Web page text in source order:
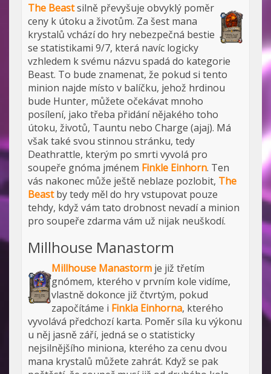
The Beastsilně převyšuje obvyklý poměr
ceny k útoku a životům. Za šest mana
krystalů vchází do hry nebezpečná bestie
se statistikami 9/7, která navíc logicky
vzhledem k svému názvu spadá do kategorie
Beast. To bude znamenat, že pokud si tento
minion najde místo v balíčku, jehož hrdinou
bude Hunter, můžete očekávat mnoho
posílení, jako třeba přidání nějakého toho
útoku, životů, Tauntu nebo Charge (ajaj). Má
však také svou stinnou stránku, tedy
Deathrattle, kterým po smrti vyvolá pro
soupeře gnóma jménem Finkle Einhorn. Ten
vás nakonec může ještě neblaze pozlobit, The
Beastby tedy měl do hry vstupovat pouze
tehdy, když vám tato drobnost nevadí a minion
pro soupeře zdarma vám už nijak neuškodí.
Millhouse Manastorm
Millhouse Manastorm je již třetím
gnómem, kterého v prvním kole vidíme,
vlastně dokonce již čtvrtým, pokud
započítáme i Finkla Einhorna, kterého
vyvolává předchozí karta. Poměr síla ku výkonu
u něj jasně září, jedná se o statisticky
nejsilnějšího miniona, kterého za cenu dvou
mana krystalů můžete zahrát. Když se pak